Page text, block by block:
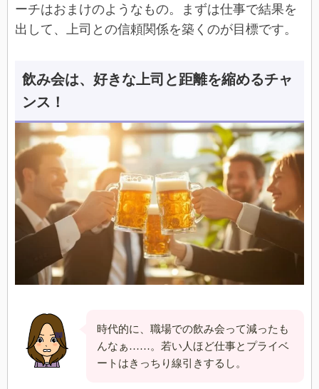
ーチはおまけのようなもの。まずは仕事で結果を
出して、上司との信頼関係を築くのが目標です。
飲み会は、好きな上司と距離を縮めるチャ
ンス！
時代的に、職場での飲み会って減ったも
んなぁ……。若い人ほど仕事とプライベ
ートはきっちり線引きするし。